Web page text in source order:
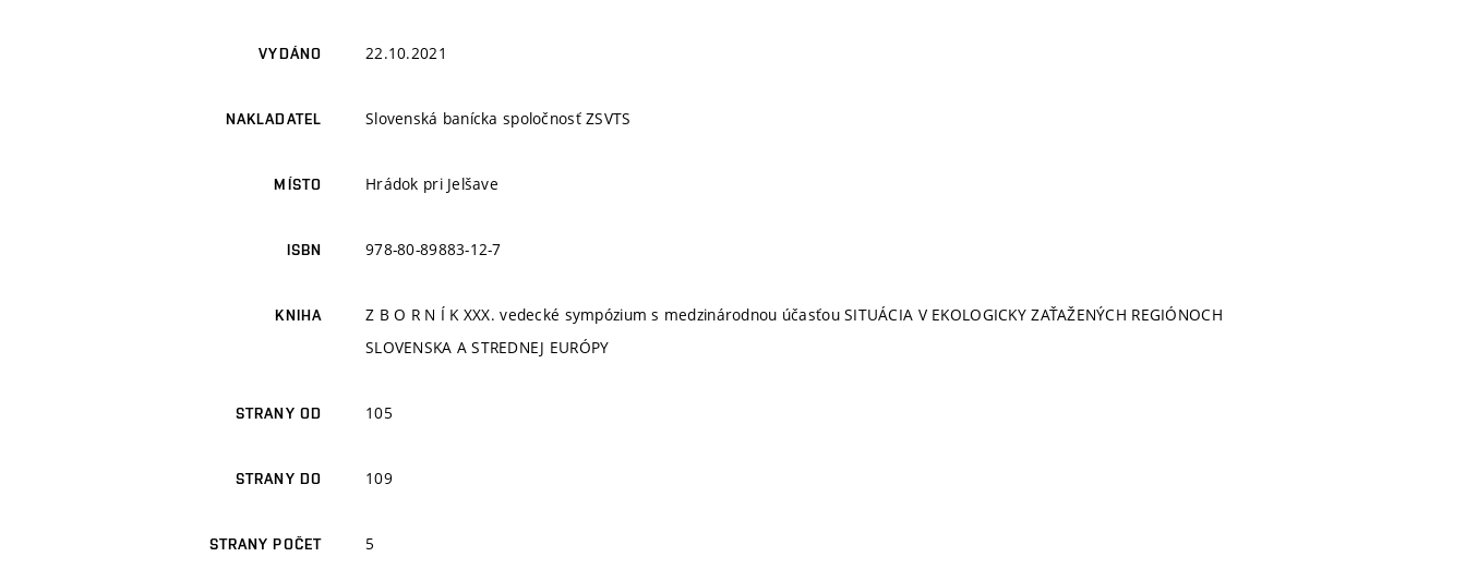
VYDÁNO 22.10.2021
NAKLADATEL Slovenská banícka spoločnosť ZSVTS
MÍSTO Hrádok pri Jelšave
ISBN 978-80-89883-12-7
KNIHA
Z B O R N Í K XXX. vedecké sympózium s medzinárodnou účasťou SITUÁCIA V EKOLOGICKY ZAŤAŽENÝCH REGIÓNOCH
SLOVENSKA A STREDNEJ EURÓPY
STRANY OD 105
STRANY DO 109
STRANY POČET 5